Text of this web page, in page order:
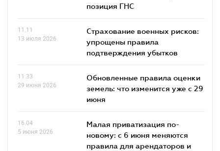
позиция ГНС
11.11
13 июля 2026
Страхование военных рисков:
упрощены правила
подтверждения убытков
11.33
29 июня 2026
Обновленные правила оценки
земель: что изменится уже с 29
июня
16.04
5 июня 2026
Малая приватизация по-
новому: с 6 июня меняются
правила для арендаторов и